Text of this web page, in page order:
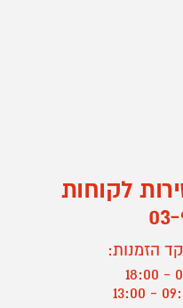
לקוחות
03-
הזמנות:
09:00